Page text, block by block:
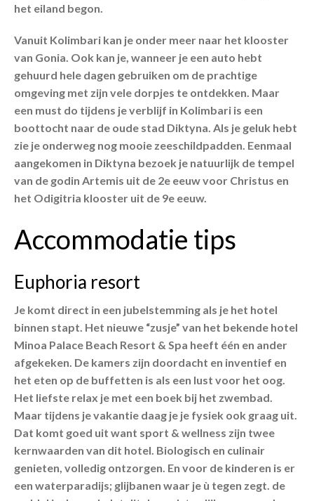
het eiland begon.
Vanuit Kolimbari kan je onder meer naar het klooster
van Gonia. Ook kan je, wanneer je een auto hebt
gehuurd hele dagen gebruiken om de prachtige
omgeving met zijn vele dorpjes te ontdekken. Maar
een must do tijdens je verblijf in Kolimbari is een
boottocht naar de oude stad Diktyna. Als je geluk hebt
zie je onderweg nog mooie zeeschildpadden. Eenmaal
aangekomen in Diktyna bezoek je natuurlijk de tempel
van de godin Artemis uit de 2e eeuw voor Christus en
het Odigitria klooster uit de 9e eeuw.
Accommodatie tips
Euphoria resort
Je komt direct in een jubelstemming als je het hotel
binnen stapt. Het nieuwe “zusje” van het bekende hotel
Minoa Palace Beach Resort & Spa heeft één en ander
afgekeken. De kamers zijn doordacht en inventief en
het eten op de buffetten is als een lust voor het oog.
Het liefste relax je met een boek bij het zwembad.
Maar tijdens je vakantie daag je je fysiek ook graag uit.
Dat komt goed uit want sport & wellness zijn twee
kernwaarden van dit hotel. Biologisch en culinair
genieten, volledig ontzorgen. En voor de kinderen is er
een waterparadijs; glijbanen waar je ù tegen zegt. de